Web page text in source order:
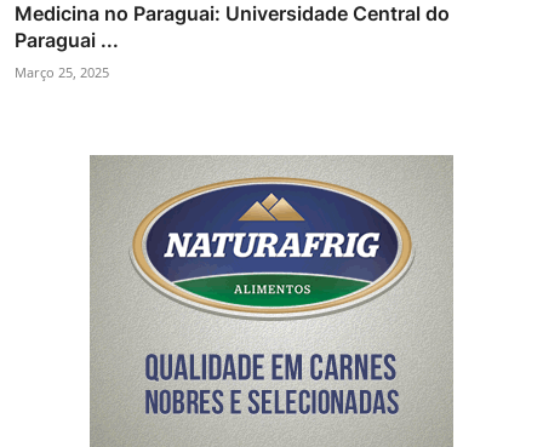
Medicina no Paraguai: Universidade Central do
Paraguai ...
Março 25, 2025